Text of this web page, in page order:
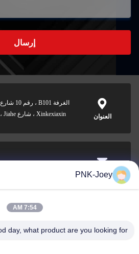
إرسال
العنوان
Xinkexiaxin ، شارع Jiahe ، منطقة Baiyun ، قوانغتشو
البريد
xianzhihao@gzxingchao.info
008613580404923
PNK-Joey
7:54 AM
day, what product are you looking for?